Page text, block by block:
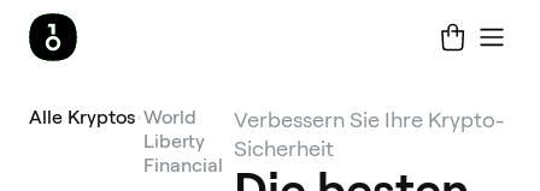
Alle Kryptos World
Liberty
Financial
Verbessern Sie Ihre Krypto-
Sicherheit